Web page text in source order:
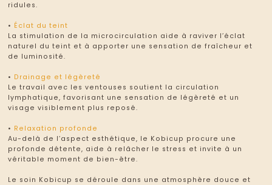
ridules.
• Éclat du teint
La stimulation de la microcirculation aide à raviver l’éclat
naturel du teint et à apporter une sensation de fraîcheur et
de luminosité.
• Drainage et légèreté
Le travail avec les ventouses soutient la circulation
lymphatique, favorisant une sensation de légèreté et un
visage visiblement plus reposé.
• Relaxation profonde
Au-delà de l’aspect esthétique, le Kobicup procure une
profonde détente, aide à relâcher le stress et invite à un
véritable moment de bien-être.
Le soin Kobicup se déroule dans une atmosphère douce et